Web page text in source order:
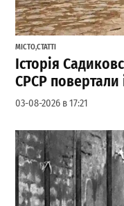
МІСТО,СТАТТІ
Історія
СРСР повертали
03-08-2026 в 17:21